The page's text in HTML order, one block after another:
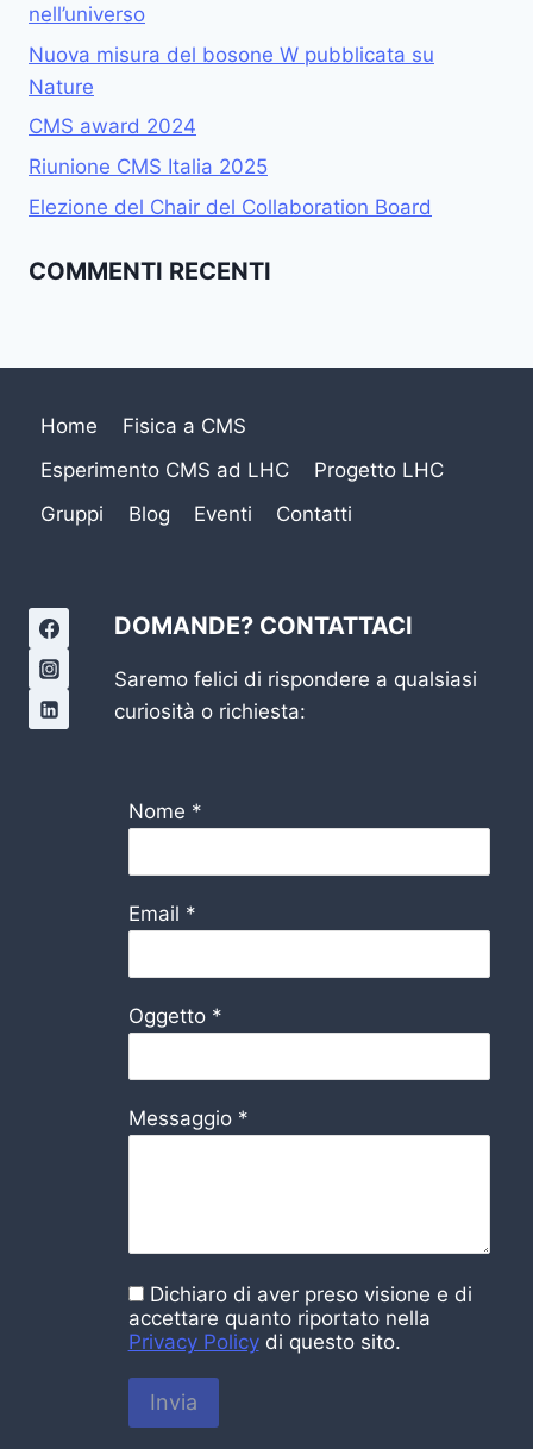
nell’universo
Nuova misura del bosone W pubblicata su
Nature
CMS award 2024
Riunione CMS Italia 2025
Elezione del Chair del Collaboration Board
COMMENTI RECENTI
Home
Fisica a CMS
Esperimento CMS ad LHC
Progetto LHC
Gruppi
Blog Eventi Contatti
DOMANDE? CONTATTACI
Saremo felici di rispondere a qualsiasi
curiosità o richiesta:
Nome *
Email *
Oggetto *
Messaggio *
Dichiaro di aver preso visione e di
accettare quanto riportato nella
Privacy Policydi questo sito.
Invia